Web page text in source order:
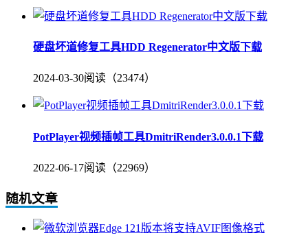
硬盘坏道修复工具HDD Regenerator中文版下载
2024-03-30阅读（23474）
PotPlayer视频插帧工具DmitriRender3.0.0.1下载
2022-06-17阅读（22969）
随机文章